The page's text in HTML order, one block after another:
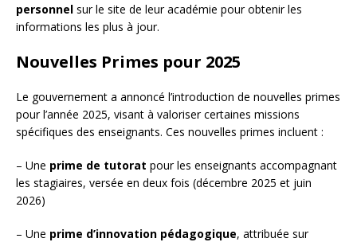
personnel sur le site de leur académie pour obtenir les
informations les plus à jour.
Nouvelles Primes pour 2025
Le gouvernement a annoncé l’introduction de nouvelles primes
pour l’année 2025, visant à valoriser certaines missions
spécifiques des enseignants. Ces nouvelles primes incluent :
– Une prime de tutorat pour les enseignants accompagnant
les stagiaires, versée en deux fois (décembre 2025 et juin
2026)
– Une prime d’innovation pédagogique, attribuée sur